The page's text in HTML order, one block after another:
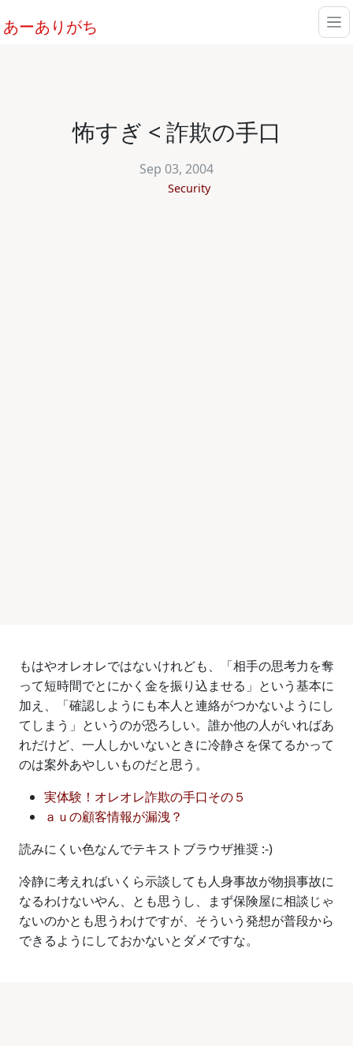
あーありがち
怖すぎ < 詐欺の手口
Sep 03, 2004
Security
もはやオレオレではないけれども、「相手の思考力を奪
って短時間でとにかく金を振り込ませる」という基本に
加え、「確認しようにも本人と連絡がつかないようにし
てしまう」というのが恐ろしい。誰か他の人がいればあ
れだけど、一人しかいないときに冷静さを保てるかって
のは案外あやしいものだと思う。
実体験！オレオレ詐欺の手口その５
ａｕの顧客情報が漏洩？
読みにくい色なんでテキストブラウザ推奨 :-)
冷静に考えればいくら示談しても人身事故が物損事故に
なるわけないやん、とも思うし、まず保険屋に相談じゃ
ないのかとも思うわけですが、そういう発想が普段から
できるようにしておかないとダメですな。